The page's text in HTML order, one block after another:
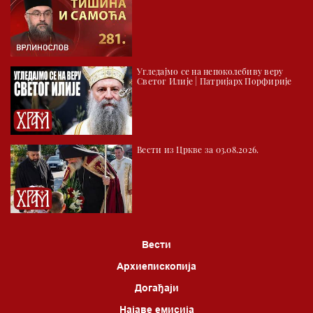
03.03 Палета културног наслеђа
04.00 Час историје
05.30 Храм културе
06.00 Црквена предавања и трибине
*најважније вести емитујемо на сваки пун сат
Угледајмо се на непоколебиву веру
Светог Илије | Патријарх Порфирије
Вести из Цркве за 03.08.2026.
Вести
Архиепископија
Догађаји
Најаве емисија